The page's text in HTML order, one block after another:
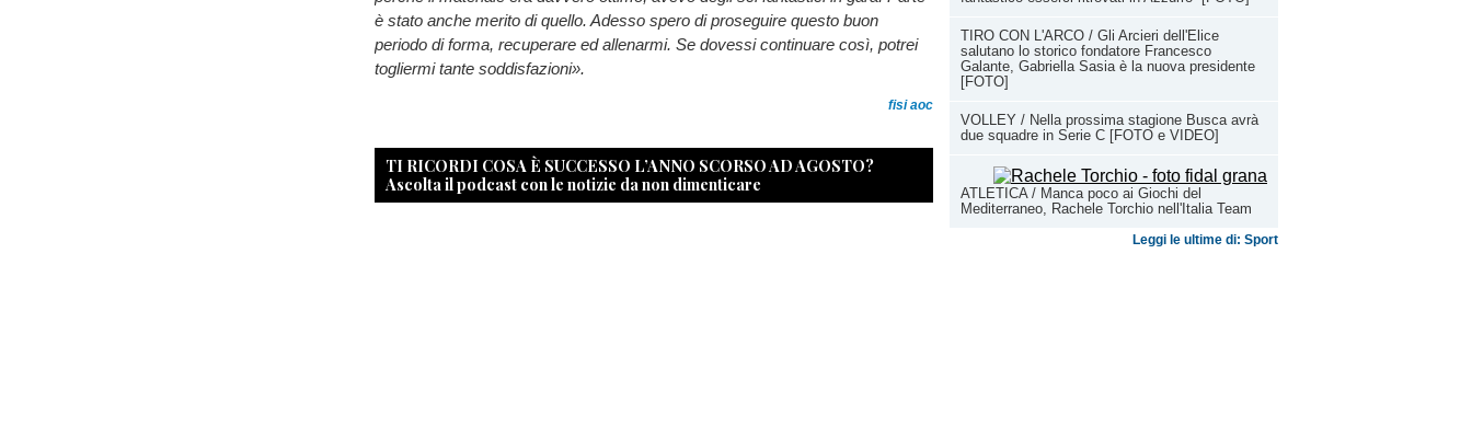
TIRO CON L'ARCO / Gli Arcieri dell'Elice
salutano lo storico fondatore Francesco
Galante, Gabriella Sasia è la nuova presidente
[FOTO]
VOLLEY / Nella prossima stagione Busca avrà
due squadre in Serie C [FOTO e VIDEO]
ATLETICA / Manca poco ai Giochi del
Mediterraneo, Rachele Torchio nell'Italia Team
Leggi le ultime di: Sport
è stato anche merito di quello. Adesso spero di proseguire questo buon
periodo di forma, recuperare ed allenarmi. Se dovessi continuare così, potrei
togliermi tante soddisfazioni».
fisi aoc
TI RICORDI COSA È SUCCESSO L’ANNO SCORSO AD AGOSTO?
Ascolta il podcast con le notizie da non dimenticare